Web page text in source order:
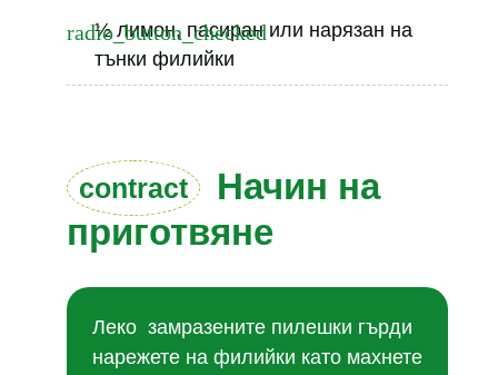
½ лимон, пасиран или нарязан на
тънки филийки
contract
Начин на
приготвяне
Леко замразените пилешки гърди
нарежете на филийки като махнете